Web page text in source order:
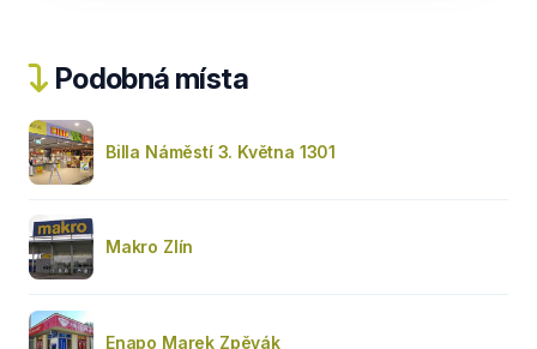
Podobná místa
Billa Náměstí 3. Května 1301
Makro Zlín
Enapo Marek Zpěvák